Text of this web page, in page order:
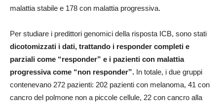
malattia stabile e 178 con malattia progressiva.
Per studiare i predittori genomici della risposta ICB, sono stati
dicotomizzati i dati, trattando i responder completi e
parziali come “responder” e i pazienti con malattia
progressiva come “non responder”. In totale, i due gruppi
contenevano 272 pazienti: 202 pazienti con melanoma, 41 con
cancro del polmone non a piccole cellule, 22 con cancro alla